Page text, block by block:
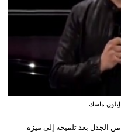
إيلون ماسك
من الجدل بعد تلميحه إلى ميزة